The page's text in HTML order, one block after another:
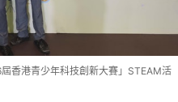
香港青少年科技創新大賽」STEAM活